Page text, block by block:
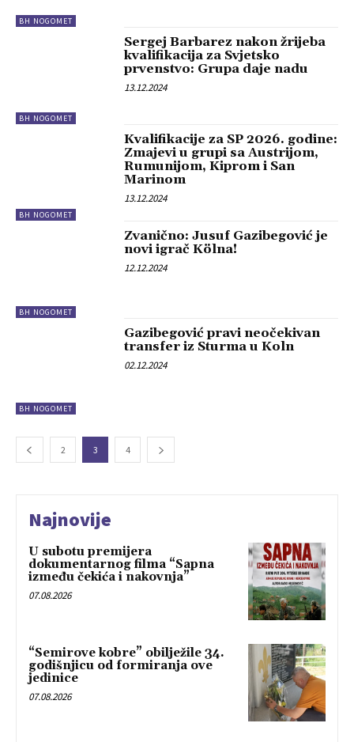
BH NOGOMET
BH NOGOMET
Sergej Barbarez nakon žrijeba
kvalifikacija za Svjetsko
prvenstvo: Grupa daje nadu
13.12.2024
BH NOGOMET
Kvalifikacije za SP 2026. godine:
Zmajevi u grupi sa Austrijom,
Rumunijom, Kiprom i San
Marinom
13.12.2024
BH NOGOMET
Zvanično: Jusuf Gazibegović je
novi igrač Kölna!
12.12.2024
BH NOGOMET
Gazibegović pravi neočekivan
transfer iz Sturma u Koln
02.12.2024
2 3 4
Najnovije
U subotu premijera
dokumentarnog filma “Sapna
između čekića i nakovnja”
07.08.2026
“Semirove kobre” obilježile 34.
godišnjicu od formiranja ove
jedinice
07.08.2026